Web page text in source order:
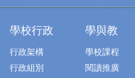
學校行政
行政架構
行政組別
學與教
學校課程
閱讀推廣